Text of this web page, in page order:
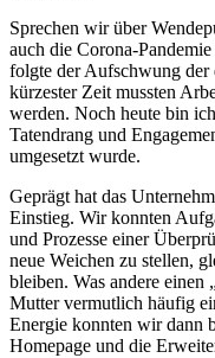
Sprechen wir über
auch die Corona-
folgte der Aufschwung der
kürzester Zeit mussten
werden. Noch heute bin
Tatendrang und
umgesetzt wurde.
Geprägt hat das
Einstieg. Wir konnten
und Prozesse einer
neue Weichen zu stellen,
bleiben. Was andere
Mutter vermutlich häufig
Energie konnten wir dann
Homepage und die